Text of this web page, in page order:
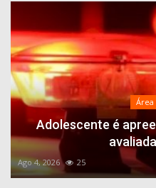
Área
Adolescente é
Ago 4, 2026 25